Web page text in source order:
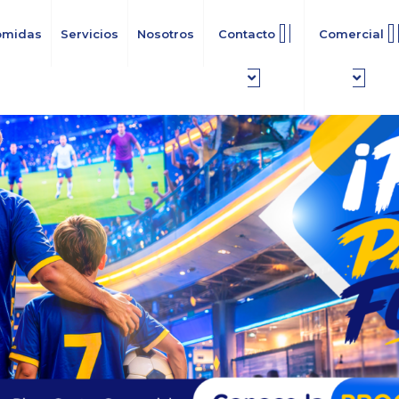
Servicios Nosotros Contacto Comercial